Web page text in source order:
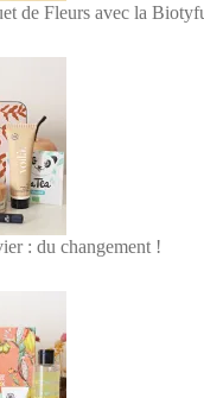
de Fleurs avec la
: du changement !